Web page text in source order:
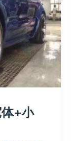
+小